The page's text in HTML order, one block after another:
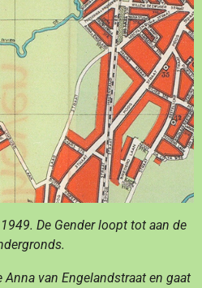
De Gender loopt tot aan de
van Engelandstraat en gaat